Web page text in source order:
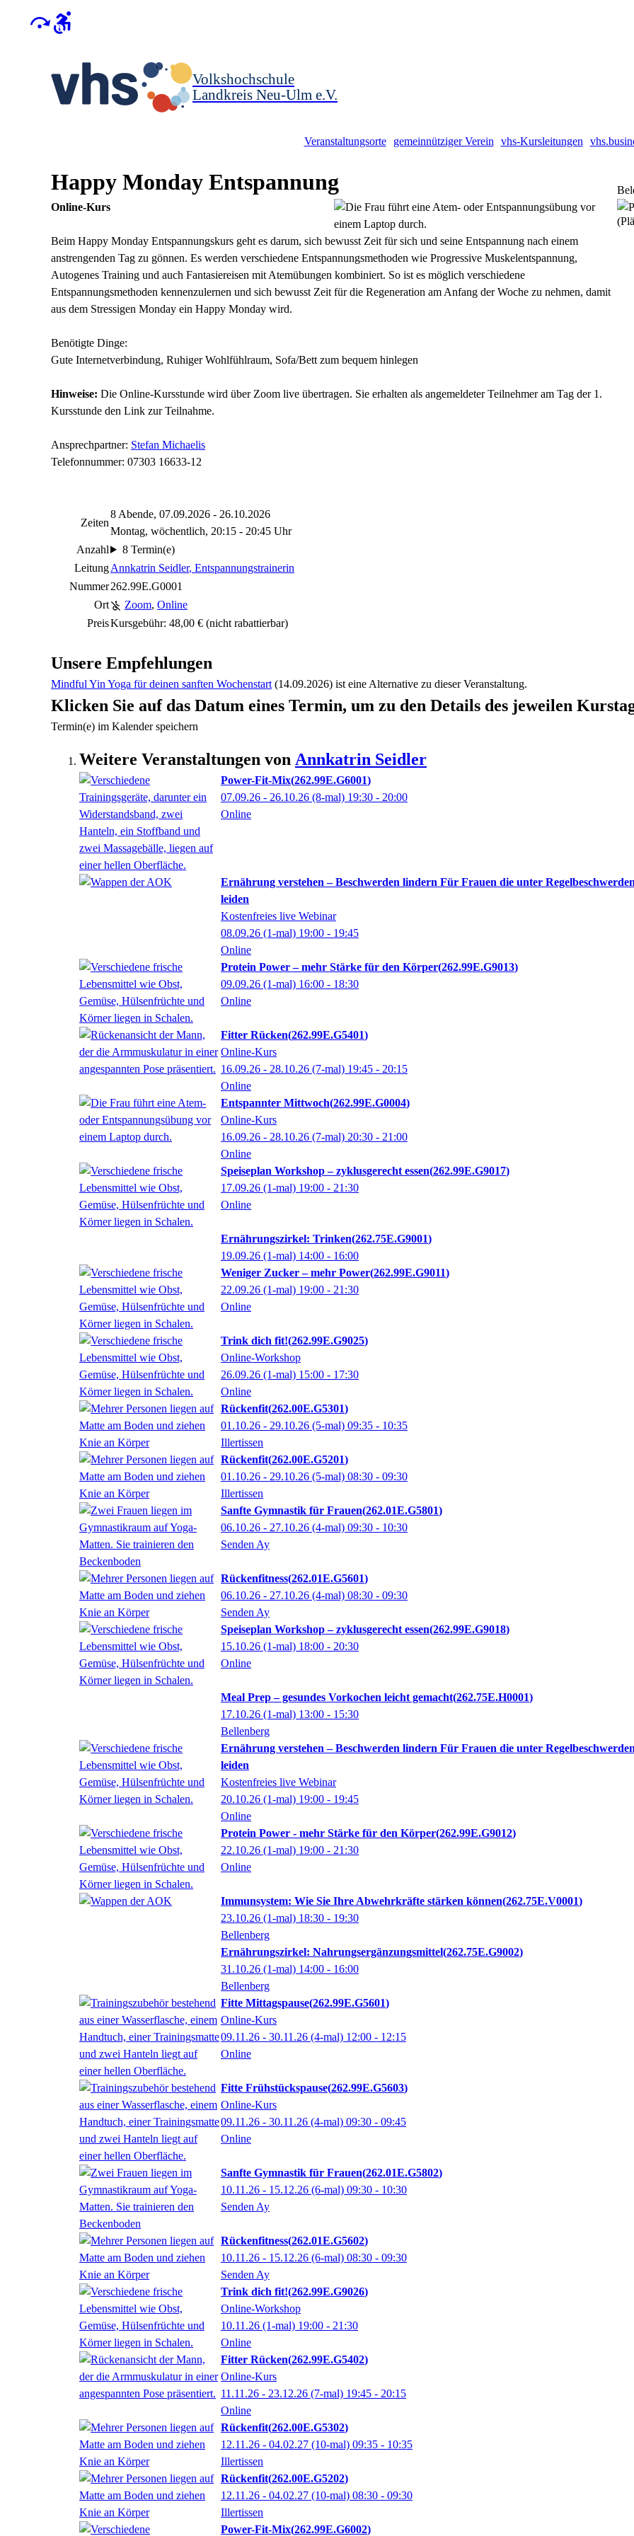
Volkshochschule
Landkreis Neu-Ulm e.V.
Veranstaltungsorte gemeinnütziger Verein vhs-Kursleitungen
Happy Monday Entspannung
Online-Kurs
Beim Happy Monday Entspannungskurs geht es darum, sich bewusst Zeit für sich und seine Entspannung nach einem
anstrengenden Tag zu gönnen. Es werden verschiedene Entspannungsmethoden wie Progressive Muskelentspannung,
Autogenes Training und auch Fantasiereisen mit Atemübungen kombiniert. So ist es möglich verschiedene
Entspannungsmethoden kennenzulernen und sich bewusst Zeit für die Regeneration am Anfang der Woche zu nehmen, damit
aus dem Stressigen Monday ein Happy Monday wird.
Benötigte Dinge:
Gute Internetverbindung, Ruhiger Wohlfühlraum, Sofa/Bett zum bequem hinlegen
Hinweise: Die Online-Kursstunde wird über Zoom live übertragen. Sie erhalten als angemeldeter Teilnehmer am Tag der 1.
Kursstunde den Link zur Teilnahme.
Ansprechpartner: Stefan Michaelis
Telefonnummer: 07303 16633-12
Zeiten
8 Abende, 07.09.2026 - 26.10.2026
Montag, wöchentlich, 20:15 - 20:45 Uhr
Anzahl
8 Termin(e)
LeitungAnnkatrin Seidler, Entspannungstrainerin
Nummer262.99E.G0001
Ort
Zoom, Online
PreisKursgebühr: 48,00 € (nicht rabattierbar)
Unsere Empfehlungen
Mindful Yin Yoga für deinen sanften Wochenstart (14.09.2026) ist eine Alternative zu dieser Veranstaltung.
Klicken Sie auf das Datum eines Termin, um zu den Details des jeweilen
Termin(e) im Kalender speichern
Weitere Veranstaltungen von Annkatrin Seidler
Power-Fit-Mix 262.99E.G6001
07.09.26 - 26.10.26 (8-mal) 19:30 - 20:00
Online
Ernährung verstehen – Beschwerden lindern Für Frauen die unter
leiden
Kostenfreies live Webinar
08.09.26 (1-mal) 19:00 - 19:45
Online
Protein Power – mehr Stärke für den Körper 262.99E.G9013
09.09.26 (1-mal) 16:00 - 18:30
Online
Fitter Rücken 262.99E.G5401
Online-Kurs
16.09.26 - 28.10.26 (7-mal) 19:45 - 20:15
Online
Entspannter Mittwoch 262.99E.G0004
Online-Kurs
16.09.26 - 28.10.26 (7-mal) 20:30 - 21:00
Online
Speiseplan Workshop – zyklusgerecht essen 262.99E.G9017
17.09.26 (1-mal) 19:00 - 21:30
Online
Ernährungszirkel: Trinken 262.75E.G9001
19.09.26 (1-mal) 14:00 - 16:00
Weniger Zucker – mehr Power 262.99E.G9011
22.09.26 (1-mal) 19:00 - 21:30
Online
Trink dich fit! 262.99E.G9025
Online-Workshop
26.09.26 (1-mal) 15:00 - 17:30
Online
Rückenfit 262.00E.G5301
01.10.26 - 29.10.26 (5-mal) 09:35 - 10:35
Illertissen
Rückenfit 262.00E.G5201
01.10.26 - 29.10.26 (5-mal) 08:30 - 09:30
Illertissen
Sanfte Gymnastik für Frauen 262.01E.G5801
06.10.26 - 27.10.26 (4-mal) 09:30 - 10:30
Senden Ay
Rückenfitness 262.01E.G5601
06.10.26 - 27.10.26 (4-mal) 08:30 - 09:30
Senden Ay
Speiseplan Workshop – zyklusgerecht essen 262.99E.G9018
15.10.26 (1-mal) 18:00 - 20:30
Online
Meal Prep – gesundes Vorkochen leicht gemacht 262.75E.H0001
17.10.26 (1-mal) 13:00 - 15:30
Bellenberg
Ernährung verstehen – Beschwerden lindern Für Frauen die unter
leiden
Kostenfreies live Webinar
20.10.26 (1-mal) 19:00 - 19:45
Online
Protein Power - mehr Stärke für den Körper 262.99E.G9012
22.10.26 (1-mal) 19:00 - 21:30
Online
Immunsystem: Wie Sie Ihre Abwehrkräfte stärken können 262.75E.V0001
23.10.26 (1-mal) 18:30 - 19:30
Bellenberg
Ernährungszirkel: Nahrungsergänzungsmittel 262.75E.G9002
31.10.26 (1-mal) 14:00 - 16:00
Bellenberg
Fitte Mittagspause 262.99E.G5601
Online-Kurs
09.11.26 - 30.11.26 (4-mal) 12:00 - 12:15
Online
Fitte Frühstückspause 262.99E.G5603
Online-Kurs
09.11.26 - 30.11.26 (4-mal) 09:30 - 09:45
Online
Sanfte Gymnastik für Frauen 262.01E.G5802
10.11.26 - 15.12.26 (6-mal) 09:30 - 10:30
Senden Ay
Rückenfitness 262.01E.G5602
10.11.26 - 15.12.26 (6-mal) 08:30 - 09:30
Senden Ay
Trink dich fit! 262.99E.G9026
Online-Workshop
10.11.26 (1-mal) 19:00 - 21:30
Online
Fitter Rücken 262.99E.G5402
Online-Kurs
11.11.26 - 23.12.26 (7-mal) 19:45 - 20:15
Online
Rückenfit 262.00E.G5302
12.11.26 - 04.02.27 (10-mal) 09:35 - 10:35
Illertissen
Rückenfit 262.00E.G5202
12.11.26 - 04.02.27 (10-mal) 08:30 - 09:30
Illertissen
Power-Fit-Mix 262.99E.G6002